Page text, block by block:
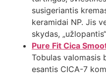
susigeriantis
keramidai NP. Jis
skydas,
Pure Fit Cica
Tobulas valomasis
esantis CICA-7